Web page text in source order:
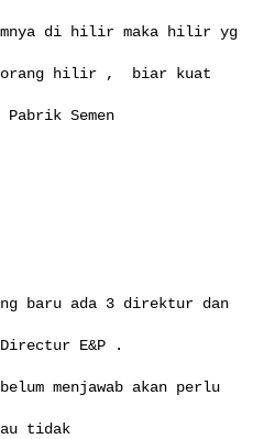
di hilir maka hilir yg
orang hilir ,  biar kuat
Semen
baru ada 3 direktur dan
E&P .
menjawab akan perlu
tidak